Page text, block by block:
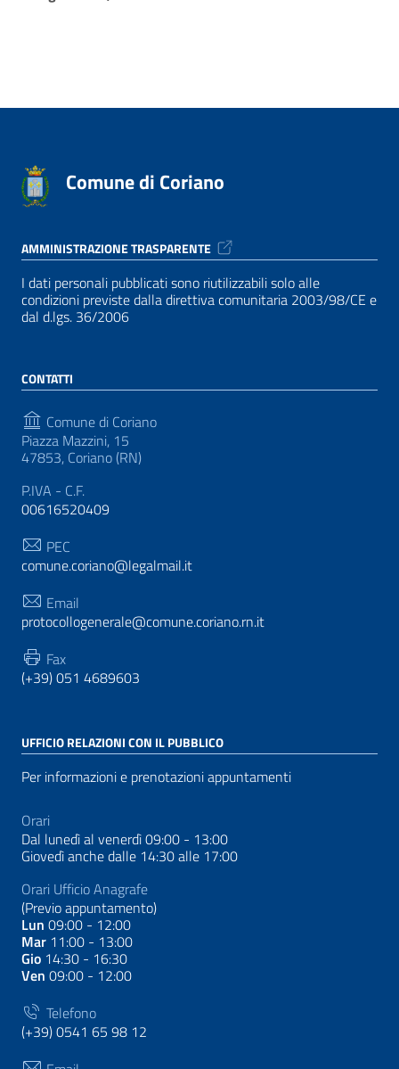
Comune di Coriano
AMMINISTRAZIONE TRASPARENTE
I dati personali pubblicati sono riutilizzabili solo alle
condizioni previste dalla direttiva comunitaria 2003/98/CE e
dal d.lgs. 36/2006
CONTATTI
Comune di Coriano
Piazza Mazzini, 15
47853, Coriano (RN)
P.IVA - C.F.
00616520409
PEC
comune.coriano@legalmail.it
Email
protocollogenerale@comune.coriano.rn.it
Fax
(+39) 051 4689603
UFFICIO RELAZIONI CON IL PUBBLICO
Per informazioni e prenotazioni appuntamenti
Orari
Dal lunedì al venerdì 09:00 - 13:00
Giovedì anche dalle 14:30 alle 17:00
Orari Ufficio Anagrafe
(Previo appuntamento)
Lun 09:00 - 12:00
Mar 11:00 - 13:00
Gio 14:30 - 16:30
Ven 09:00 - 12:00
Telefono
(+39) 0541 65 98 12